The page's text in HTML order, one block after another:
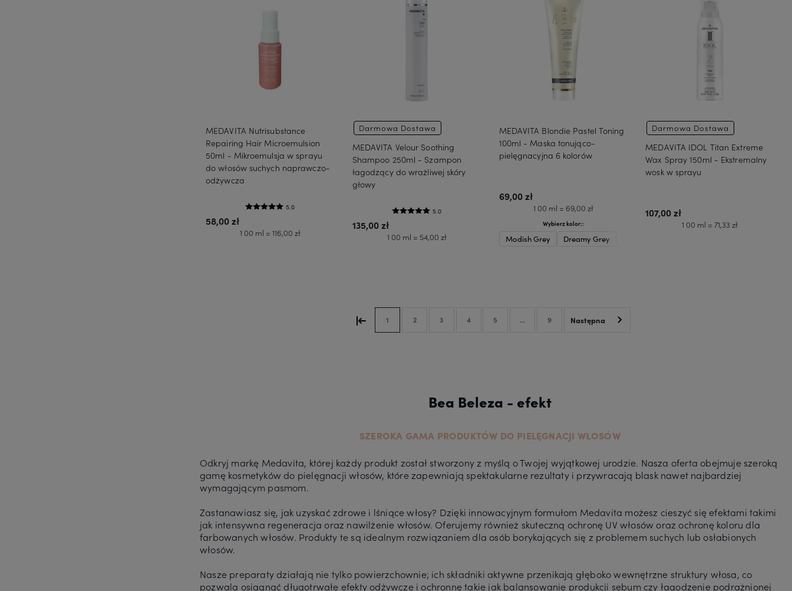
MEDAVITA Nutrisubstance
Repairing Hair Microemulsion
50ml - Mikroemulsja w sprayu
do włosów suchych naprawczo-
odżywcza
5.0
58,00 zł
1 00 ml = 116,00 zł
Darmowa Dostawa
MEDAVITA Velour Soothing
Shampoo 250ml - Szampon
łagodzący do wrażliwej skóry
głowy
5.0
135,00 zł
1 00 ml = 54,00 zł
MEDAVITA Blondie Pastel Toning
100ml - Maska tonująco-
pielęgnacyjna 6 kolorów
69,00 zł
1 00 ml = 69,00 zł
Wybierz kolor::
Modish Grey Dreamy Grey
Darmowa Dostawa
MEDAVITA IDOL Titan Extreme
Wax Spray 150ml - Ekstremalny
wosk w sprayu
107,00 zł
1 00 ml = 71,33 zł
1 2 3 4 5 ... 9
Bea Beleza - efekt
SZEROKA GAMA PRODUKTÓW DO PIELĘGNACJI WŁOSÓW
Odkryj markę Medavita, której każdy produkt został stworzony z myślą o Twojej wyjątkowej urodzie. Nasza oferta obejmuje szeroką
gamę kosmetyków do pielęgnacji włosów, które zapewniają spektakularne rezultaty i przywracają blask nawet najbardziej
wymagającym pasmom.
Zastanawiasz się, jak uzyskać zdrowe i lśniące włosy? Dzięki innowacyjnym formułom Medavita możesz cieszyć się efektami takimi
jak intensywna regeneracja oraz nawilżenie włosów. Oferujemy również skuteczną ochronę UV włosów oraz ochronę koloru dla
farbowanych włosów. Produkty te są idealnym rozwiązaniem dla osób borykających się z problemem suchych lub osłabionych
włosów.
Nasze preparaty działają nie tylko powierzchownie; ich składniki aktywne przenikają głęboko wewnętrzne struktury włosa, co
pozwala osiągnąć długotrwałe efekty odżywcze i ochronne takie jak balansowanie produkcji sebum czy łagodzenie podrażnionej